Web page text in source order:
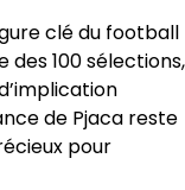
clé du football
100 sélections,
de Pjaca reste
pour